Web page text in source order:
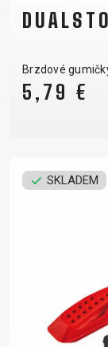
Brzdové
5,79 €
SKLADEM